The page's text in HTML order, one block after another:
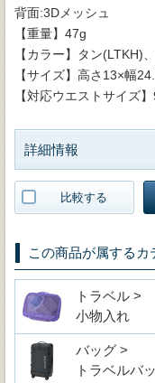
背面:3Dメッシュ
【重量】47g
【カラー】タン(LTKH)
【サイズ】高さ13×幅
【対応ウエストサイズ
詳細情報
比較する
この商品が属するカ
トラベル >
小物入れ
バッグ >
トラベルバ